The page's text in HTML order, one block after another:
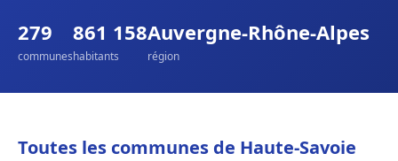
279
communes
861 158
habitants
Auvergne-Rhône-Alpes
région
Toutes les communes de Haute-Savoie